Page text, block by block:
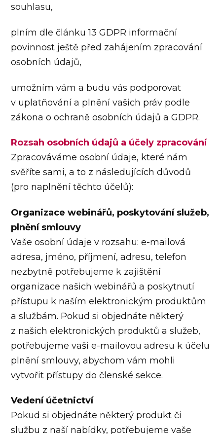
souhlasu,
plním dle článku 13 GDPR informační
povinnost ještě před zahájením zpracování
osobních údajů,
umožním vám a budu vás podporovat
v uplatňování a plnění vašich práv podle
zákona o ochraně osobních údajů a GDPR.
Rozsah osobních údajů a účely zpracování
Zpracováváme osobní údaje, které nám
svěříte sami, a to z následujících důvodů
(pro naplnění těchto účelů):
Organizace webinářů, poskytování služeb,
plnění smlouvy
Vaše osobní údaje v rozsahu: e-mailová
adresa, jméno, příjmení, adresu, telefon
nezbytně potřebujeme k zajištění
organizace našich webinářů a poskytnutí
přístupu k naším elektronickým produktům
a službám. Pokud si objednáte některý
z našich elektronických produktů a služeb,
potřebujeme vaši e-mailovou adresu k účelu
plnění smlouvy, abychom vám mohli
vytvořit přístupy do členské sekce.
Vedení účetnictví
Pokud si objednáte některý produkt či
službu z naší nabídky, potřebujeme vaše